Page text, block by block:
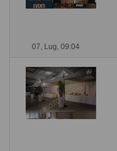
07, Lug, 09:04